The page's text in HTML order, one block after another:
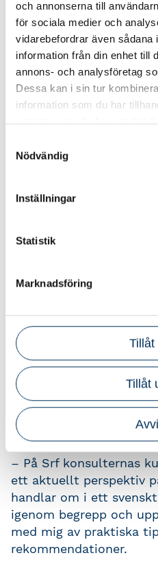
och annonserna till
för sociala medier och
vidarebefordrar även sådana
information från din enhet till
annons- och analysföretag
Dessa kan i sin tur
information som du har
Nödvändig
Inställningar
Statistik
Marknadsföring
Tillåt
Tillåt
juridiska konsekvenser.
kan också vara osund
favorising vid politiska
utnämningar men
– Mutbrotten i Sverige
större ekonomiska
Kunskap är
Kunskap och
ständigt
funktioner.
–Detta är ett
viktigt att hålla sig
tidigare erfarenheter.
Det handlar inte bara
utan om att känna igen
förstå varningsflaggor
– På Srf konsulternas
ett aktuellt perspektiv
handlar om i ett
igenom begrepp och
med mig av praktiska
rekommendationer.